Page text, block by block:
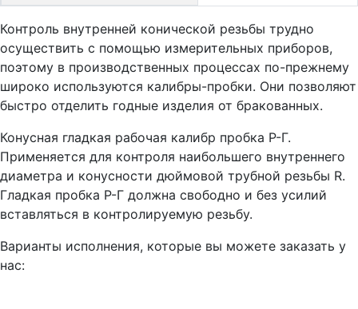
Контроль внутренней конической резьбы трудно
осуществить с помощью измерительных приборов,
поэтому в производственных процессах по-прежнему
широко используются калибры-пробки. Они позволяют
быстро отделить годные изделия от бракованных.
Конусная гладкая рабочая калибр пробка Р-Г.
Применяется для контроля наибольшего внутреннего
диаметра и конусности дюймовой трубной резьбы R.
Гладкая пробка Р-Г должна свободно и без усилий
вставляться в контролируемую резьбу.
Варианты исполнения, которые вы можете заказать у
нас: